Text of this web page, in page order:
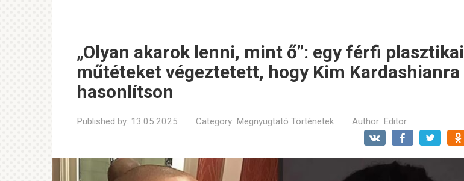
„Olyan akarok lenni, mint ő”: egy férfi plasztikai
műtéteket végeztetett, hogy Kim Kardashianra
hasonlítson
Published by: 13.05.2025 Category: Megnyugtató Történetek Author: Editor